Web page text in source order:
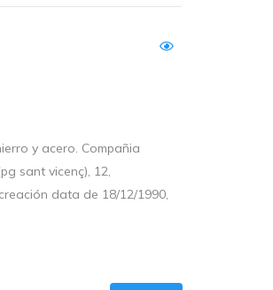
y acero. Compañia
sant vicenç), 12,
data de 18/12/1990,